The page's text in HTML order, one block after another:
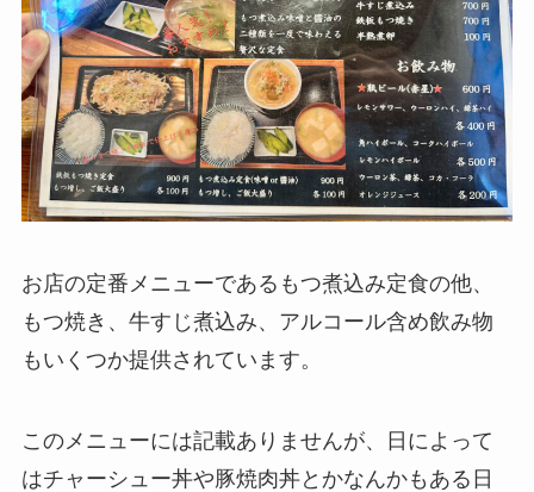
お店の定番メニューであるもつ煮込み定食の他、
もつ焼き、牛すじ煮込み、アルコール含め飲み物
もいくつか提供されています。
このメニューには記載ありませんが、日によって
はチャーシュー丼や豚焼肉丼とかなんかもある日